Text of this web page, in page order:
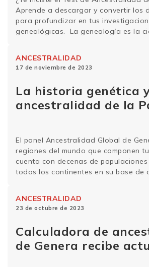
Aprende a descargar y convertir los
para profundizar en tus
genealógicas. La genealogía es la
de nuestros antepasados. La
ANCESTRALIDAD
17 de noviembre de 2023
La historia genética
ancestralidad de la
El panel Ancestralidad Global de
regiones del mundo que componen
cuenta con decenas de
todos los continentes en su base de
Patagonia. Historia genética y la
ANCESTRALIDAD
23 de octubre de 2023
Calculadora de
de Genera recibe